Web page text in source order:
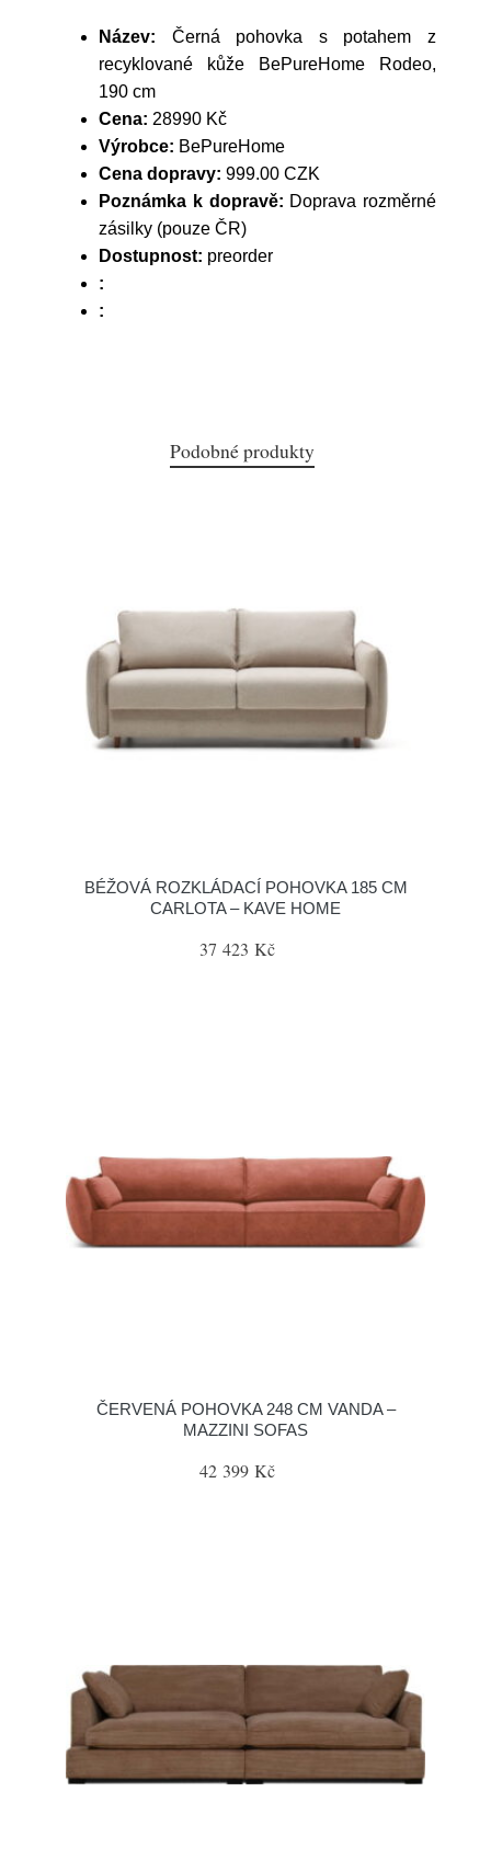
Název: Černá pohovka s potahem z
recyklované kůže BePureHome Rodeo,
190 cm
Cena: 28990 Kč
Výrobce: BePureHome
Cena dopravy: 999.00 CZK
Poznámka k dopravě: Doprava rozměrné
zásilky (pouze ČR)
Dostupnost: preorder
:
:
Podobné produkty
BÉŽOVÁ ROZKLÁDACÍ POHOVKA 185 CM
CARLOTA – KAVE HOME
37 423 Kč
ČERVENÁ POHOVKA 248 CM VANDA –
MAZZINI SOFAS
42 399 Kč